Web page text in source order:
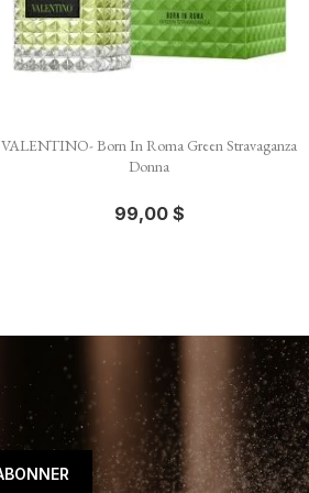
Aperçu rapide
VALENTINO- Born In Roma Green Stravaganza
Donna
99,00 $